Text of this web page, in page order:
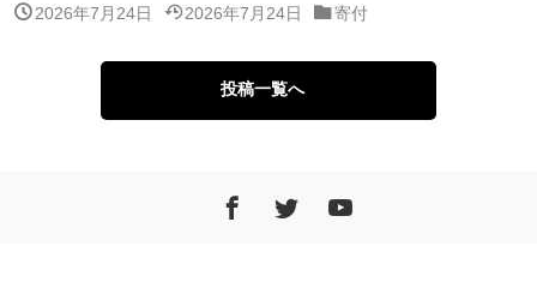
2026年7月24日 2026年7月24日 寄付
投稿一覧へ